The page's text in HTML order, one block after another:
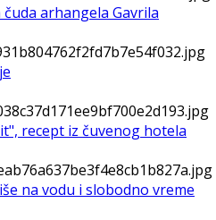
arhangela Gavrila
recept iz čuvenog hotela
na vodu i slobodno vreme